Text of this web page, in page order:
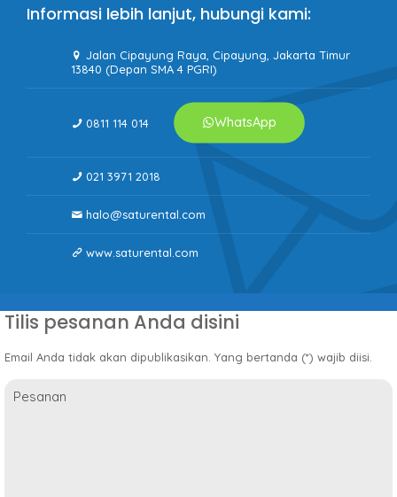
Informasi lebih lanjut, hubungi kami:
Jalan Cipayung Raya, Cipayung, Jakarta Timur
13840 (Depan SMA 4 PGRI)
0811 114 014 WhatsApp
021 3971 2018
halo@saturental.com
www.saturental.com
Tilis pesanan Anda disini
Email Anda tidak akan dipublikasikan. Yang bertanda (*) wajib diisi.